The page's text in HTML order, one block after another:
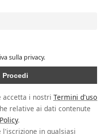
sulla privacy.
accetta i nostri Termini d'uso
relative ai dati contenute
.
l'iscrizione in qualsiasi